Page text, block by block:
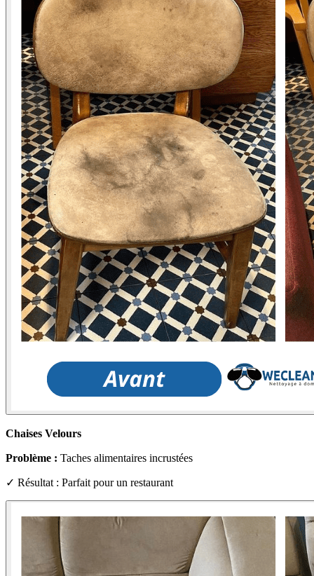
Chaises Velours
Problème : Taches alimentaires incrustées
✓ Résultat : Parfait pour un restaurant